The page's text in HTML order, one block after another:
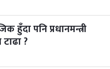
३ महिना बाँकी
हुँदा पनि प्रधानमन्त्री
?